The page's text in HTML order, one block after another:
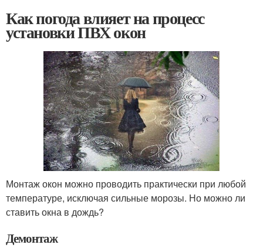
Как погода влияет на процесс
установки ПВХ окон
Монтаж окон можно проводить практически при любой
температуре, исключая сильные морозы. Но можно ли
ставить окна в дождь?
Демонтаж